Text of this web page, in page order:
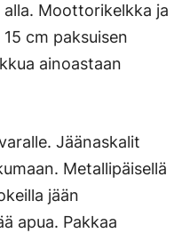
Moottorikelkka ja
cm paksuisen
ainoastaan
Jäänaskalit
Metallipäisellä
jään
apua. Pakkaa